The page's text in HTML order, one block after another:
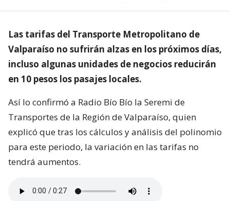
Las tarifas del Transporte Metropolitano de
Valparaíso no sufrirán alzas en los próximos días,
incluso algunas unidades de negocios reducirán
en 10 pesos los pasajes locales.
Así lo confirmó a Radio Bío Bío la Seremi de
Transportes de la Región de Valparaíso, quien
explicó que tras los cálculos y análisis del polinomio
para este periodo, la variación en las tarifas no
tendrá aumentos.